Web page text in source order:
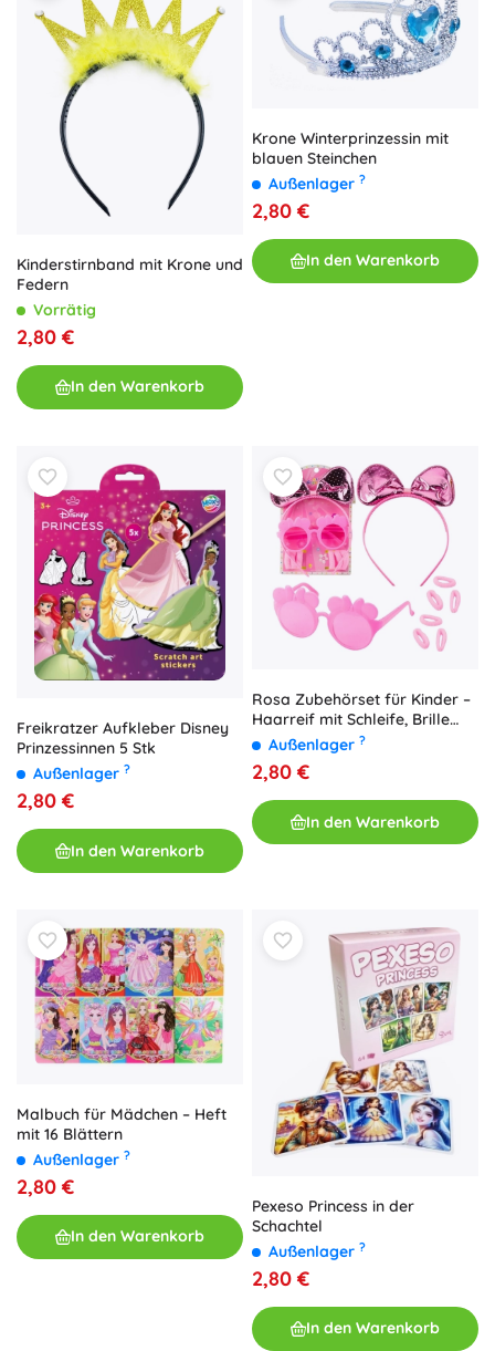
Kinderstirnband mit Krone und
Federn
Vorrätig
2,80 €
In den Warenkorb
Krone Winterprinzessin mit
blauen Steinchen
Außenlager ?
2,80 €
In den Warenkorb
Freikratzer Aufkleber Disney
Prinzessinnen 5 Stk
Außenlager ?
2,80 €
In den Warenkorb
Rosa Zubehörset für Kinder –
Haarreif mit Schleife, Brille
und Haargummis
Außenlager ?
2,80 €
In den Warenkorb
Malbuch für Mädchen – Heft
mit 16 Blättern
Außenlager ?
2,80 €
In den Warenkorb
Pexeso Princess in der
Schachtel
Außenlager ?
2,80 €
In den Warenkorb